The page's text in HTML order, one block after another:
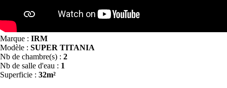
Marque : IRM
Modèle : SUPER TITANIA
Nb de chambre(s) : 2
Nb de salle d'eau : 1
Superficie : 32m²